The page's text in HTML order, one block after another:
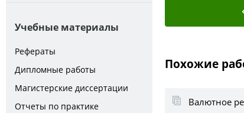
Учебные материалы
Рефераты
Дипломные работы
Магистерские диссертации
Отчеты по практике
Похожие
Валютное